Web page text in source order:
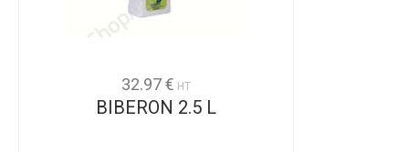
32.97 € HT
BIBERON 2.5 L